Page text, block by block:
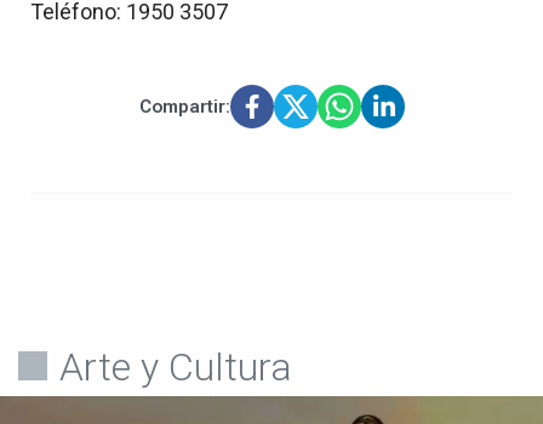
Teléfono: 1950 3507
Compartir:
Arte y Cultura